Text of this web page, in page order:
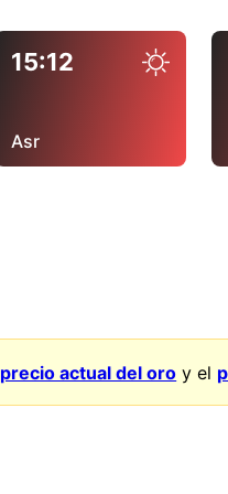
15:12
Asr
precio actual del oro y el